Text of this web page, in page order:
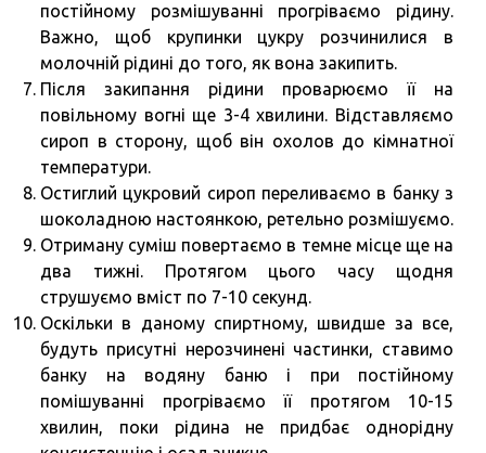
постійному розмішуванні прогріваємо рідину.
Важно, щоб крупинки цукру розчинилися в
молочній рідині до того, як вона закипить.
Після закипання рідини проварюємо її на
повільному вогні ще 3-4 хвилини. Відставляємо
сироп в сторону, щоб він охолов до кімнатної
температури.
Остиглий цукровий сироп переливаємо в банку з
шоколадною настоянкою, ретельно розмішуємо.
Отриману суміш повертаємо в темне місце ще на
два тижні. Протягом цього часу щодня
струшуємо вміст по 7-10 секунд.
Оскільки в даному спиртному, швидше за все,
будуть присутні нерозчинені частинки, ставимо
банку на водяну баню і при постійному
помішуванні прогріваємо її протягом 10-15
хвилин, поки рідина не придбає однорідну